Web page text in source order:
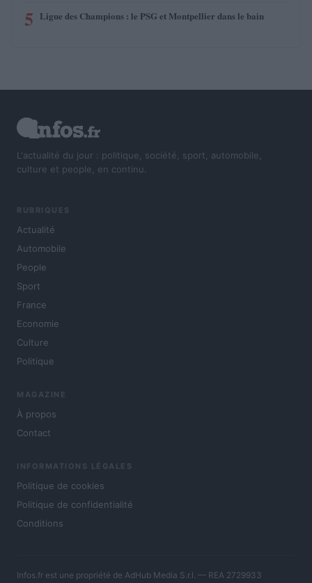
5 Ligue des Champions : le PSG et Montpellier dans le bain
L'actualité du jour : politique, société, sport, automobile,
culture et people, en continu.
RUBRIQUES
Actualité
Automobile
People
Sport
France
Economie
Culture
Politique
MAGAZINE
À propos
Contact
INFORMATIONS LÉGALES
Politique de cookies
Politique de confidentialité
Conditions
Infos.fr est une propriété de AdHub Media S.r.l. — REA 2729933